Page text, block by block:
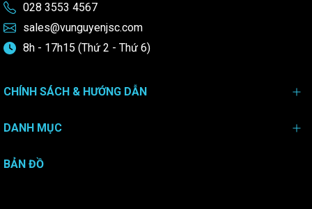
028 3553 4567
sales@vunguyenjsc.com
8h - 17h15 (Thứ 2 - Thứ 6)
CHÍNH SÁCH & HƯỚNG DẪN
DANH MỤC
BẢN ĐỒ